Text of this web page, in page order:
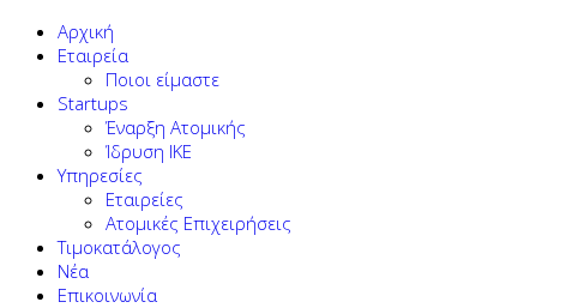
Αρχική
Εταιρεία
Ποιοι είμαστε
Startups
Έναρξη Ατομικής
Ίδρυση ΙΚΕ
Υπηρεσίες
Εταιρείες
Ατομικές Επιχειρήσεις
Τιμοκατάλογος
Νέα
Επικοινωνία